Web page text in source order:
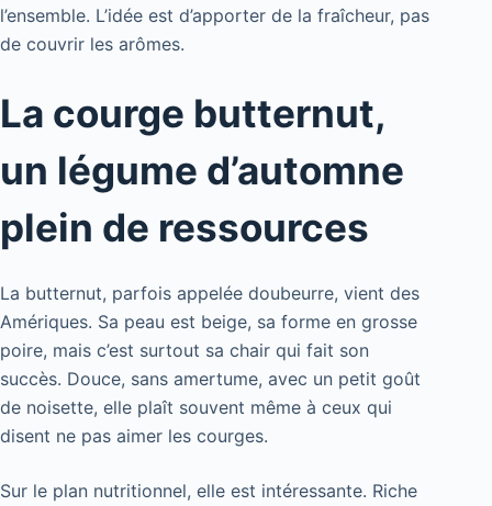
l’ensemble. L’idée est d’apporter de la fraîcheur, pas
de couvrir les arômes.
La courge butternut,
un légume d’automne
plein de ressources
La butternut, parfois appelée doubeurre, vient des
Amériques. Sa peau est beige, sa forme en grosse
poire, mais c’est surtout sa chair qui fait son
succès. Douce, sans amertume, avec un petit goût
de noisette, elle plaît souvent même à ceux qui
disent ne pas aimer les courges.
Sur le plan nutritionnel, elle est intéressante. Riche